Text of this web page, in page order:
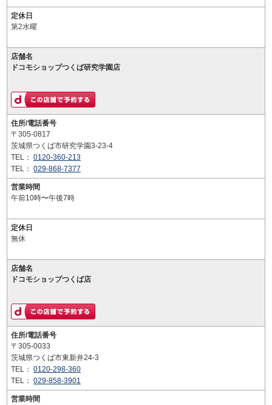
定休日
第2水曜
店舗名
ドコモショップつくば研究学園店
住所/電話番号
〒305-0817
茨城県つくば市研究学園3-23-4
TEL： 0120-360-213
TEL： 029-868-7377
営業時間
午前10時〜午後7時
定休日
無休
店舗名
ドコモショップつくば店
住所/電話番号
〒305-0033
茨城県つくば市東新井24-3
TEL： 0120-298-360
TEL： 029-858-3901
営業時間